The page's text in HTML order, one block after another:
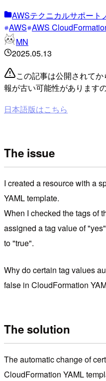
AWSテクニカルサポート
AWS AWS
MN
2025.05.13
この記事は公開されて
報が古い可能性があります
日本語版はこちら
The issue
I created a resource with a
YAML template.
When I checked the tags of
assigned a tag value of
to "true".
Why do certain tag values
false in CloudFormation
The solution
The automatic change of
CloudFormation YAML